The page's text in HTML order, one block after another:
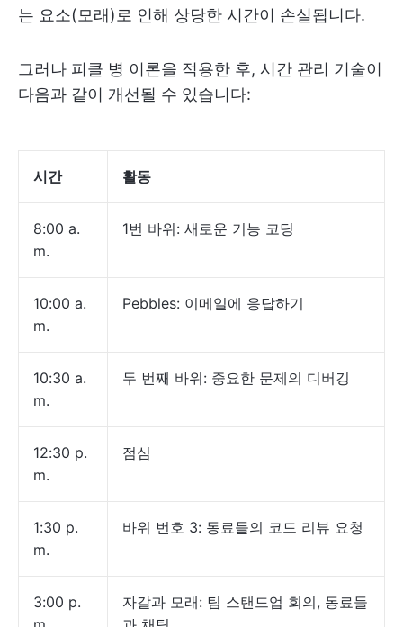
는 요소(모래)로 인해 상당한 시간이 손실됩니다.
그러나 피클 병 이론을 적용한 후, 시간 관리 기술이
다음과 같이 개선될 수 있습니다:
시간 활동
8:00 a.
m.
1번 바위: 새로운 기능 코딩
10:00 a.
m.
Pebbles: 이메일에 응답하기
10:30 a.
m.
두 번째 바위: 중요한 문제의 디버깅
12:30 p.
m.
점심
1:30 p.
m.
바위 번호 3: 동료들의 코드 리뷰 요청
3:00 p.
자갈과 모래: 팀 스탠드업 회의, 동료들